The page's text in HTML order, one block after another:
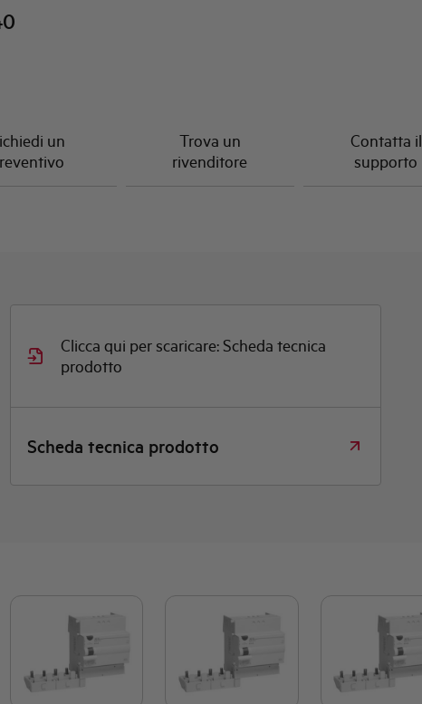
un
Trova un
rivenditore
Contatta il
supporto
Clicca qui per scaricare: Scheda tecnica
prodotto
Scheda tecnica prodotto